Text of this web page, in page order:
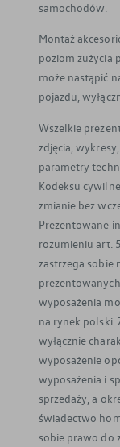
samochodów.
Montaż
poziom zużycia
może nastąpić
pojazdu,
Wszelkie
zdjęcia,
parametry
Kodeksu
zmianie bez
Prezentowane
rozumieniu art.
zastrzega sobie
wyposażenia
na rynek polski.
wyłącznie
wyposażenie
wyposażenia i
sprzedaży, a
świadectwo
sobie prawo do